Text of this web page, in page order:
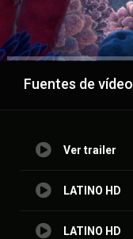
Anuncio
Fuentes de vídeo
Ver trailer
LATINO HD
LATINO HD